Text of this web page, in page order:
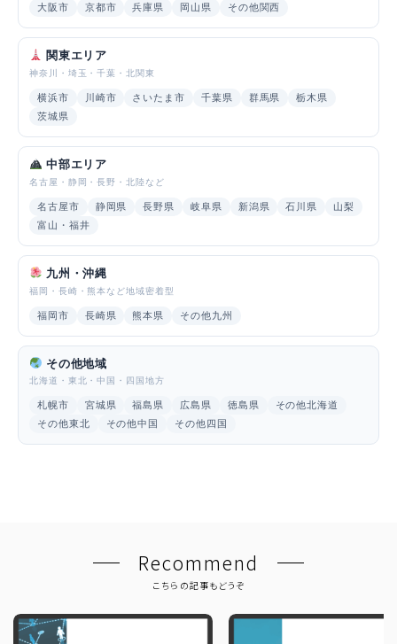
大阪市 京都市 兵庫県 岡山県 その他関西
関東エリア
神奈川・埼玉・千葉・北関東
横浜市 川崎市 さいたま市 千葉県 群馬県
栃木県
茨城県
中部エリア
名古屋・静岡・長野・北陸など
名古屋市 静岡県 長野県 岐阜県 新潟県 石川県
山梨
富山・福井
九州・沖縄
福岡・長崎・熊本など地域密着型
福岡市 長崎県 熊本県 その他九州
その他地域
北海道・東北・中国・四国地方
札幌市 宮城県 福島県 広島県 徳島県
その他北海道
その他東北
その他中国 その他四国
Recommend
こちらの記事もどうぞ